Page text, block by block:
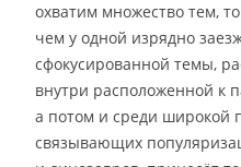
охватим множество тем,
чем у одной изрядно
сфокусированной темы,
внутри расположенной к
а потом и среди широкой
связывающих